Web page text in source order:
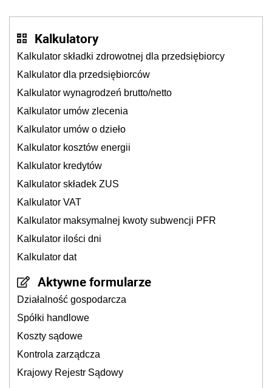
Kalkulatory
Kalkulator składki zdrowotnej dla przedsiębiorcy
Kalkulator dla przedsiębiorców
Kalkulator wynagrodzeń brutto/netto
Kalkulator umów zlecenia
Kalkulator umów o dzieło
Kalkulator kosztów energii
Kalkulator kredytów
Kalkulator składek ZUS
Kalkulator VAT
Kalkulator maksymalnej kwoty subwencji PFR
Kalkulator ilości dni
Kalkulator dat
Aktywne formularze
Działalność gospodarcza
Spółki handlowe
Koszty sądowe
Kontrola zarządcza
Krajowy Rejestr Sądowy